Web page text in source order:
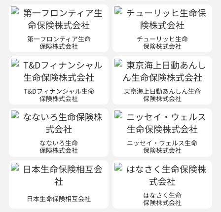
第一フロンティア生命
保険株式会社
チューリッヒ生命
保険株式会社
T&Dフィナンシャル生命
保険株式会社
東京海上日動あんしん生命
保険株式会社
なないろ生命
保険株式会社
ニッセイ・ウェルス生命
保険株式会社
日本生命保険相互会社 はなさく生命
保険株式会社